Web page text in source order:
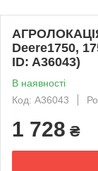
Deere1750,
ID: A36043)
В наявності
Код: A36043
1 728 ₴